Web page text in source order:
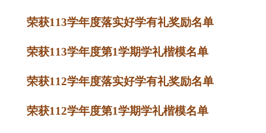
荣获113学年度落实好学有礼奖励名单
荣获113学年度第1学期学礼楷模名单
荣获112学年度落实好学有礼奖励名单
荣获112学年度第1学期学礼楷模名单